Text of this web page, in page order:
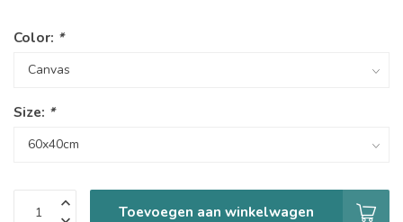
Color: *
Size: *
Toevoegen aan winkelwagen